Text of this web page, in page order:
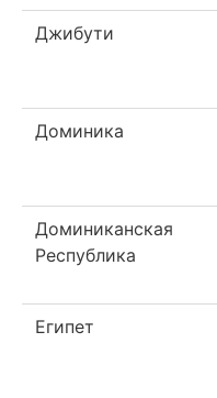
Джибути
Доминика
Доминиканская
Республика
Египет